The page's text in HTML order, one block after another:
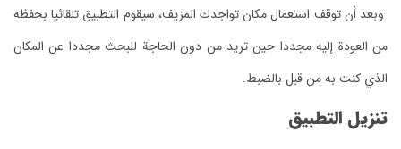
وبعد أن توقف استعمال مكان تواجدك المزيف، سيقوم التطبيق تلقائيا بحفظه
من العودة إليه مجددا حين تريد من دون الحاجة للبحث مجددا عن المكان
الذي كنت به من قبل بالضبط.
تنزيل التطبيق